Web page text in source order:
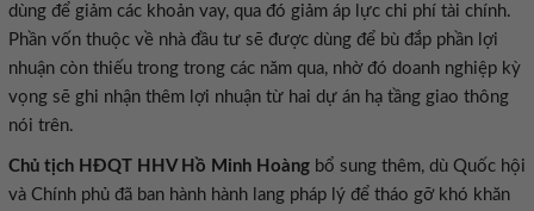
dùng để giảm các khoản vay, qua đó giảm áp lực chi phí tài chính.
Phần vốn thuộc về nhà đầu tư sẽ được dùng để bù đắp phần lợi
nhuận còn thiếu trong trong các năm qua, nhờ đó doanh nghiệp kỳ
vọng sẽ ghi nhận thêm lợi nhuận từ hai dự án hạ tầng giao thông
nói trên.
Chủ tịch HĐQT HHV Hồ Minh Hoàng bổ sung thêm, dù Quốc hội
và Chính phủ đã ban hành hành lang pháp lý để tháo gỡ khó khăn